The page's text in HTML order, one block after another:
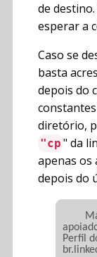
de
esperar a
Caso se
basta
depois do
diretório,
"cp " da
apenas os
depois do
Perfil